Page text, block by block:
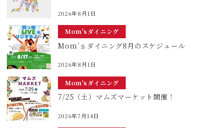
2026年8月1日
Mom'sダイニング
Mom’ｓダイニング8月のスケジュール
2026年8月1日
Mom'sダイニング
7/25（土）マムズマーケット開催！
2026年7月14日